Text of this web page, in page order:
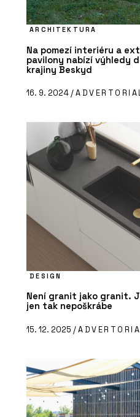
ARCHITEKTURA
Na pomezí interiéru a
pavilony nabízí výhledy
krajiny Beskyd
16. 9. 2024 /
DESIGN
Není granit jako granit.
jen tak nepoškrábe
15. 12. 2025 /